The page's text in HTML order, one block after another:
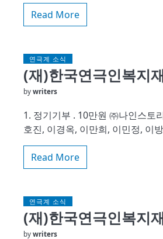
Read More
연극계 소식
(재)한국연극인복지
by writers
1. 정기기부 . 10만원 ㈜나인스토
호진, 이경옥, 이만희, 이민정, 이
Read More
연극계 소식
(재)한국연극인복지
by writers